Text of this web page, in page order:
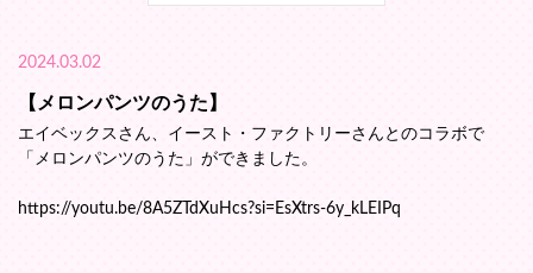
2024.03.02
【メロンパンツのうた】
エイベックスさん、イースト・ファクトリーさんとのコラボで
「メロンパンツのうた」ができました。
https://youtu.be/8A5ZTdXuHcs?si=EsXtrs-6y_kLEIPq